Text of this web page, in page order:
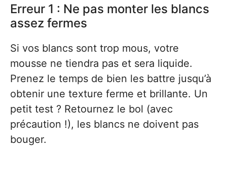
Erreur 1 : Ne pas monter les blancs
assez fermes
Si vos blancs sont trop mous, votre
mousse ne tiendra pas et sera liquide.
Prenez le temps de bien les battre jusqu’à
obtenir une texture ferme et brillante. Un
petit test ? Retournez le bol (avec
précaution !), les blancs ne doivent pas
bouger.